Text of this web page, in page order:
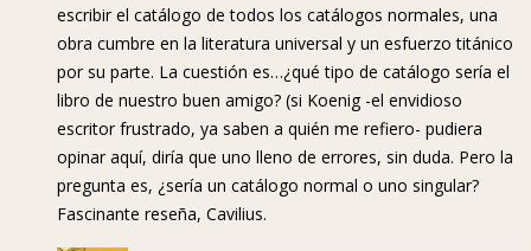
escribir el catálogo de todos los catálogos normales, una
obra cumbre en la literatura universal y un esfuerzo titánico
por su parte. La cuestión es…¿qué tipo de catálogo sería el
libro de nuestro buen amigo? (si Koenig -el envidioso
escritor frustrado, ya saben a quién me refiero- pudiera
opinar aquí, diría que uno lleno de errores, sin duda. Pero la
pregunta es, ¿sería un catálogo normal o uno singular?
Fascinante reseña, Cavilius.